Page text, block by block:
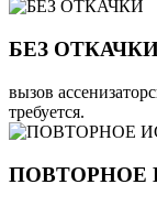
БЕЗ
вызов
требуется.
ПОВТОРНОЕ